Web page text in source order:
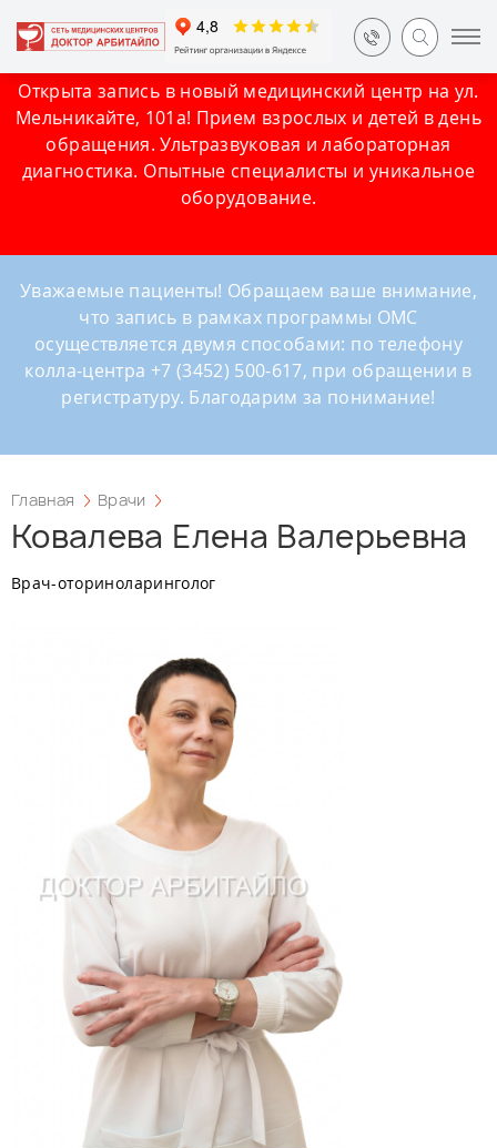
Открыта запись в новый медицинский центр на ул.
Мельникайте, 101а! Прием взрослых и детей в день
обращения. Ультразвуковая и лабораторная
диагностика. Опытные специалисты и уникальное
оборудование.
Уважаемые пациенты! Обращаем ваше внимание,
что запись в рамках программы ОМС
осуществляется двумя способами: по телефону
колла-центра +7 (3452) 500-617, при обращении в
регистратуру. Благодарим за понимание!
Главная Врачи
Ковалева Елена Валерьевна
Врач-оториноларинголог